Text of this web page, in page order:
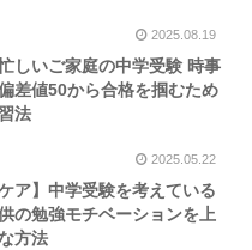
2025.08.19
しいご家庭の中学受験 時事
差値50から合格を掴むため
法
2025.05.22
ア】中学受験を考えている
の勉強モチベーションを上
方法